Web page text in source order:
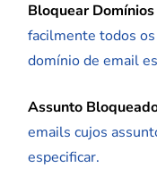
Bloquear
facilmente todos
domínio de email
Assunto
emails cujos
especificar.